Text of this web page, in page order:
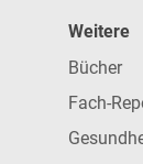
Weitere
Bücher
Fach-